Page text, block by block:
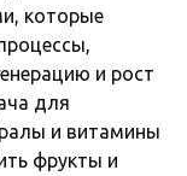
которые
и рост
для
и витамины
фрукты и